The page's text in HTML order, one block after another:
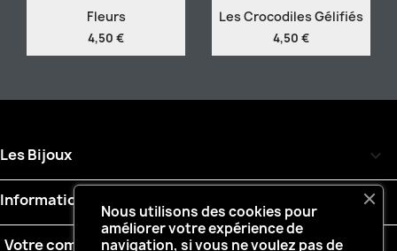
Fleurs
4,50 €
Les Crocodiles Gélifiés
4,50 €
Les Bijoux 
Informations 
Votre compte
Nous utilisons des cookies pour
améliorer votre expérience de
navigation, si vous ne voulez pas de